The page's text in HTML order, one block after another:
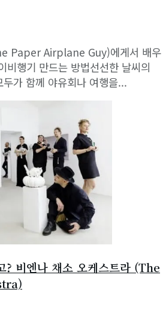
Paper Airplane Guy)에게서 배우
비행기 만드는 방법선선한 날씨의
가 함께 야유회나 여행을...
? 비엔나 채소 오케스트라 (The